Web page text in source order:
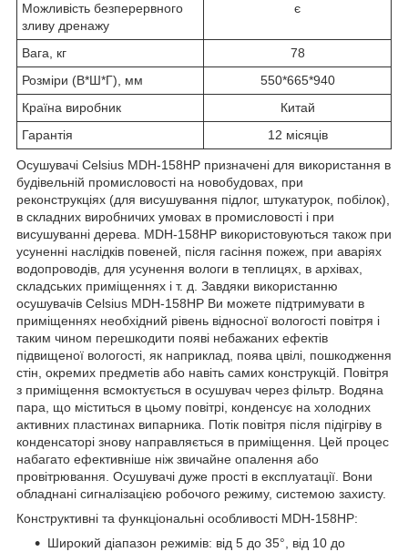
Можливість безперервного
зливу дренажу
є
Вага, кг
78
Розміри (В*Ш*Г), мм
550*665*940
Країна виробник
Китай
Гарантія
12 місяців
Осушувачі Celsius MDH-158HP призначені для використання в
будівельній промисловості на новобудовах, при
реконструкціях (для висушування підлог, штукатурок, побілок),
в складних виробничих умовах в промисловості і при
висушуванні дерева. MDH-158HP використовуються також при
усуненні наслідків повеней, після гасіння пожеж, при аваріях
водопроводів, для усунення вологи в теплицях, в архівах,
складських приміщеннях і т. д. Завдяки використанню
осушувачів Celsius MDH-158HP Ви можете підтримувати в
приміщеннях необхідний рівень відносної вологості повітря і
таким чином перешкодити появі небажаних ефектів
підвищеної вологості, як наприклад, поява цвілі, пошкодження
стін, окремих предметів або навіть самих конструкцій. Повітря
з приміщення всмоктується в осушувач через фільтр. Водяна
пара, що міститься в цьому повітрі, конденсує на холодних
активних пластинах випарника. Потік повітря після підігріву в
конденсаторі знову направляється в приміщення. Цей процес
набагато ефективніше ніж звичайне опалення або
провітрювання. Осушувачі дуже прості в експлуатації. Вони
обладнані сигналізацією робочого режиму, системою захисту.
Конструктивні та функціональні особливості MDH-158HP:
Широкий діапазон режимів: від 5 до 35°, від 10 до